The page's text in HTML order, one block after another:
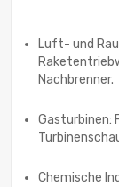
Luft- und
Nachbrenner.
Gasturbinen:
Chemische